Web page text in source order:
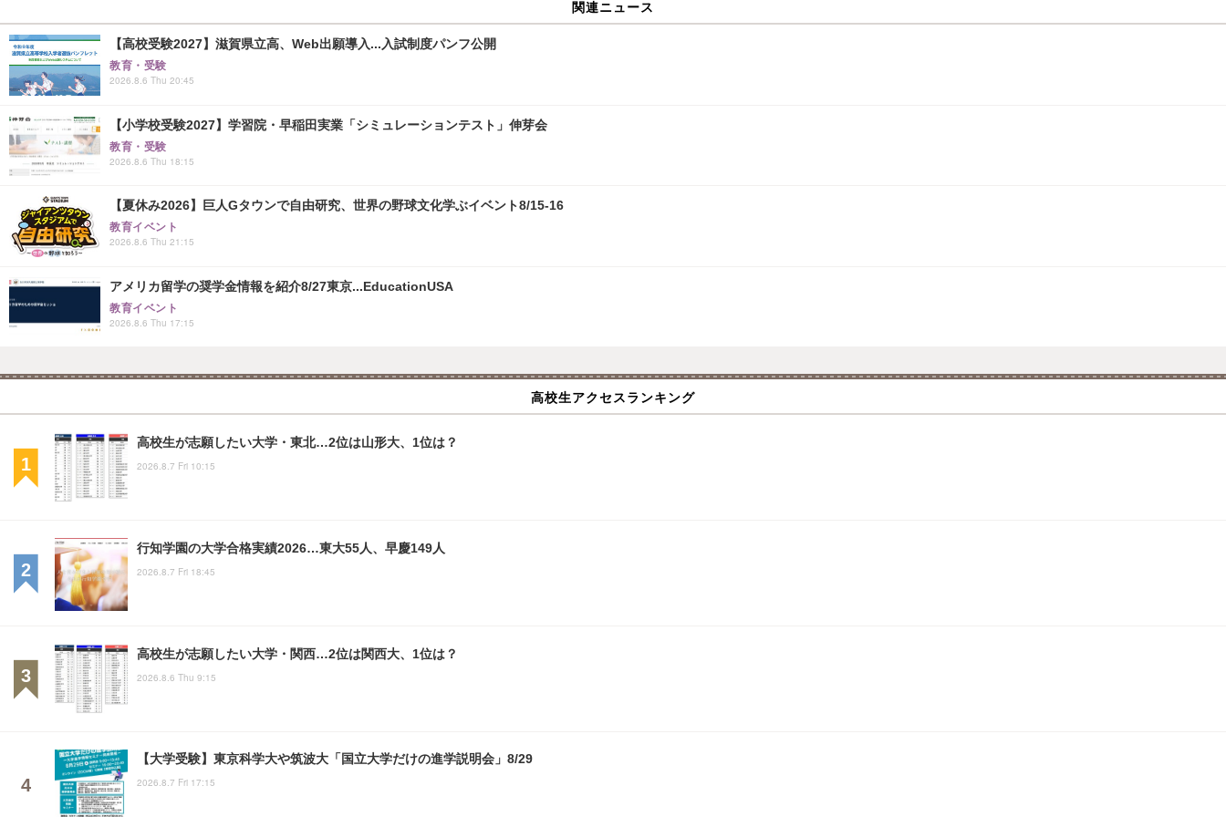
関連ニュース
【高校受験2027】滋賀県立高、Web出願導入...入試制度パンフ公開
教育・受験
2026.8.6 Thu 20:45
【小学校受験2027】学習院・早稲田実業「シミュレーションテスト」伸芽会
教育・受験
2026.8.6 Thu 18:15
【夏休み2026】巨人Gタウンで自由研究、世界の野球文化学ぶイベント8/15-16
教育イベント
2026.8.6 Thu 21:15
アメリカ留学の奨学金情報を紹介8/27東京...EducationUSA
教育イベント
2026.8.6 Thu 17:15
高校生アクセスランキング
高校生が志願したい大学・東北…2位は山形大、1位は？
2026.8.7 Fri 10:15
行知学園の大学合格実績2026…東大55人、早慶149人
2026.8.7 Fri 18:45
高校生が志願したい大学・関西…2位は関西大、1位は？
2026.8.6 Thu 9:15
【大学受験】東京科学大や筑波大「国立大学だけの進学説明会」8/29
2026.8.7 Fri 17:15